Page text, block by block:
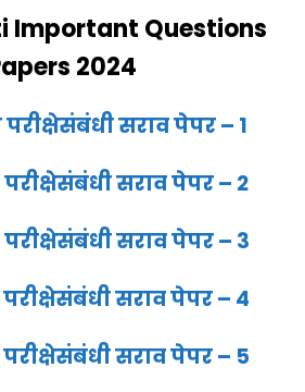
Important Questions
2024
सराव पेपर – 1
सराव पेपर – 2
सराव पेपर – 3
सराव पेपर – 4
सराव पेपर – 5